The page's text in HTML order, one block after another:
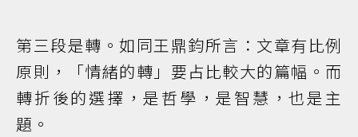
第三段是轉。如同王鼎鈞所言：文章有比例
原則，「情緒的轉」要占比較大的篇幅。而
轉折後的選擇，是哲學，是智慧，也是主
題。